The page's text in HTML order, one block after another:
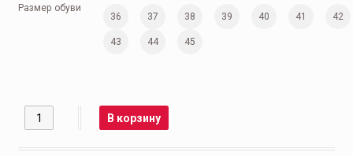
Размер обуви
36 37 38 39 40 41 42
43 44 45
Количество В корзину